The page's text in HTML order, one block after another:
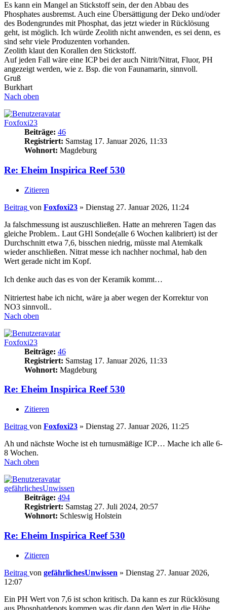
Es kann ein Mangel an Stickstoff sein, der den Abbau des
Phosphates ausbremst. Auch eine Übersättigung der Deko und/oder
des Bodengrundes mit Phosphat, das jetzt wieder in Rücklösung
geht, ist möglich. Ich würde Zeolith nicht anwenden, es sei denn, es
sind sehr viele Produzenten vorhanden.
Zeolith klaut den Korallen den Stickstoff.
Auf jeden Fall wäre eine ICP bei der auch Nitrit/Nitrat, Fluor, PH
angezeigt werden, wie z. Bsp. die von Faunamarin, sinnvoll.
Gruß
Burkhart
Nach oben
Foxfoxi23
Beiträge: 46
Registriert: Samstag 17. Januar 2026, 11:33
Wohnort: Magdeburg
Re: Eheim Inspirica Reef 530
Zitieren
Beitrag von Foxfoxi23 » Dienstag 27. Januar 2026, 11:24
Ja falschmessung ist auszuschließen. Hatte an mehreren Tagen das
gleiche Problem.. Laut GHl Sonde(alle 6 Wochen kalibriert) ist der
Durchschnitt etwa 7,6, bisschen niedrig, müsste mal Atemkalk
wieder anschließen. Nitrat messe ich nachher nochmal, hab den
Wert gerade nicht im Kopf.
Ich denke auch das es von der Keramik kommt…
Nitriertest habe ich nicht, wäre ja aber wegen der Korrektur von
NO3 sinnvoll..
Nach oben
Foxfoxi23
Beiträge: 46
Registriert: Samstag 17. Januar 2026, 11:33
Wohnort: Magdeburg
Re: Eheim Inspirica Reef 530
Zitieren
Beitrag von Foxfoxi23 » Dienstag 27. Januar 2026, 11:25
Ah und nächste Woche ist eh turnusmäßige ICP… Mache ich alle 6-
8 Wochen.
Nach oben
gefährlichesUnwissen
Beiträge: 494
Registriert: Samstag 27. Juli 2024, 20:57
Wohnort: Schleswig Holstein
Re: Eheim Inspirica Reef 530
Zitieren
Beitrag von gefährlichesUnwissen » Dienstag 27. Januar 2026,
12:07
Ein PH Wert von 7,6 ist schon kritisch. Da kann es zur Rücklösung
aus Phosphatdepots kommen was dir dann den Wert in die Höhe